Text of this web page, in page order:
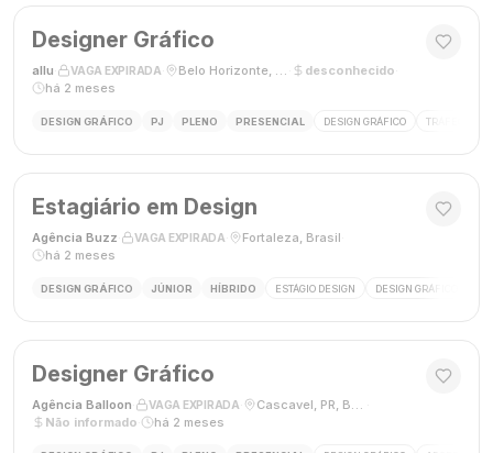
Designer Gráfico
allu VAGA EXPIRADA Belo Horizonte, MG, Brasil desconhecido
há 2 meses
DESIGN GRÁFICO PJ PLENO PRESENCIAL DESIGN GRÁFICO TRÁFEGO
Estagiário em Design
Agência Buzz VAGA EXPIRADA Fortaleza, Brasil
há 2 meses
DESIGN GRÁFICO JÚNIOR HÍBRIDO ESTÁGIO DESIGN DESIGN GRÁFICO
Designer Gráfico
Agência Balloon VAGA EXPIRADA Cascavel, PR, Brasil
Não informado
há 2 meses